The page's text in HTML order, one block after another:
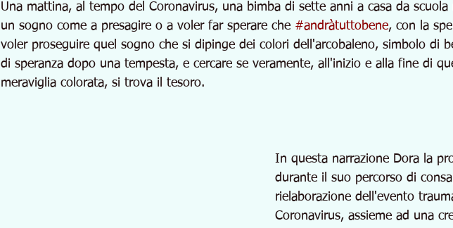
Una mattina, al tempo del Coronavirus, una bimba di sette anni a casa da scuola
un sogno come a presagire o a voler far sperare che #andràtuttobene, con la
voler proseguire quel sogno che si dipinge dei colori dell'arcobaleno, simbolo di
di speranza dopo una tempesta, e cercare se veramente, all'inizio e alla fine di
meraviglia colorata, si trova il tesoro.
In questa narrazione Dora la
durante il suo percorso di
rielaborazione dell'evento
Coronavirus, assieme ad una